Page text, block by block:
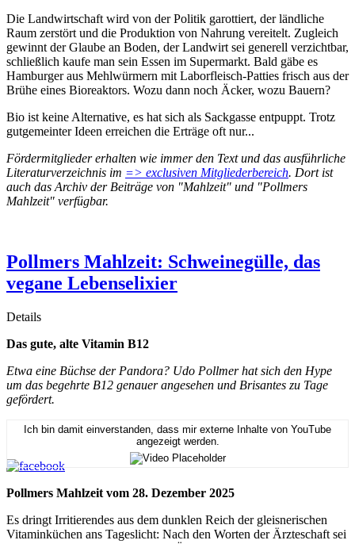
Die Landwirtschaft wird von der Politik garottiert, der ländliche
Raum zerstört und die Produktion von Nahrung vereitelt. Zugleich
gewinnt der Glaube an Boden, der Landwirt sei generell verzichtbar,
schließlich kaufe man sein Essen im Supermarkt. Bald gäbe es
Hamburger aus Mehlwürmern mit Laborfleisch-Patties frisch aus der
Brühe eines Bioreaktors. Wozu dann noch Äcker, wozu Bauern?
Bio ist keine Alternative, es hat sich als Sackgasse entpuppt. Trotz
gutgemeinter Ideen erreichen die Erträge oft nur...
Fördermitglieder erhalten wie immer den Text und das ausführliche
Literaturverzeichnis im => exclusiven Mitgliederbereich. Dort ist
auch das Archiv der Beiträge von "Mahlzeit" und "Pollmers
Mahlzeit" verfügbar.
Pollmers Mahlzeit: Schweinegülle, das
vegane Lebenselixier
Details
Das gute, alte Vitamin B12
Etwa eine Büchse der Pandora? Udo Pollmer hat sich den Hype
um das begehrte B12 genauer angesehen und Brisantes zu Tage
gefördert.
Ich bin damit einverstanden, dass mir externe Inhalte von YouTube
angezeigt werden.
Pollmers Mahlzeit vom 28. Dezember 2025
Es dringt Irritierendes aus dem dunklen Reich der gleisnerischen
Vitaminküchen ans Tageslicht: Nach den Worten der Ärzteschaft sei